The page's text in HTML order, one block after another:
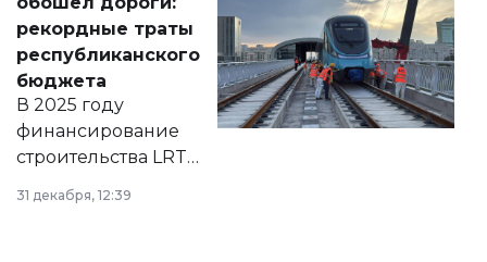
появился в базе
нормативных
правовых актов и
на сайте маслихат
города.
рекордные траты
республиканского
бюджета
В 2025 году
финансирование
строительства LRT
в Астане из
республиканского
31 декабря, 12:39